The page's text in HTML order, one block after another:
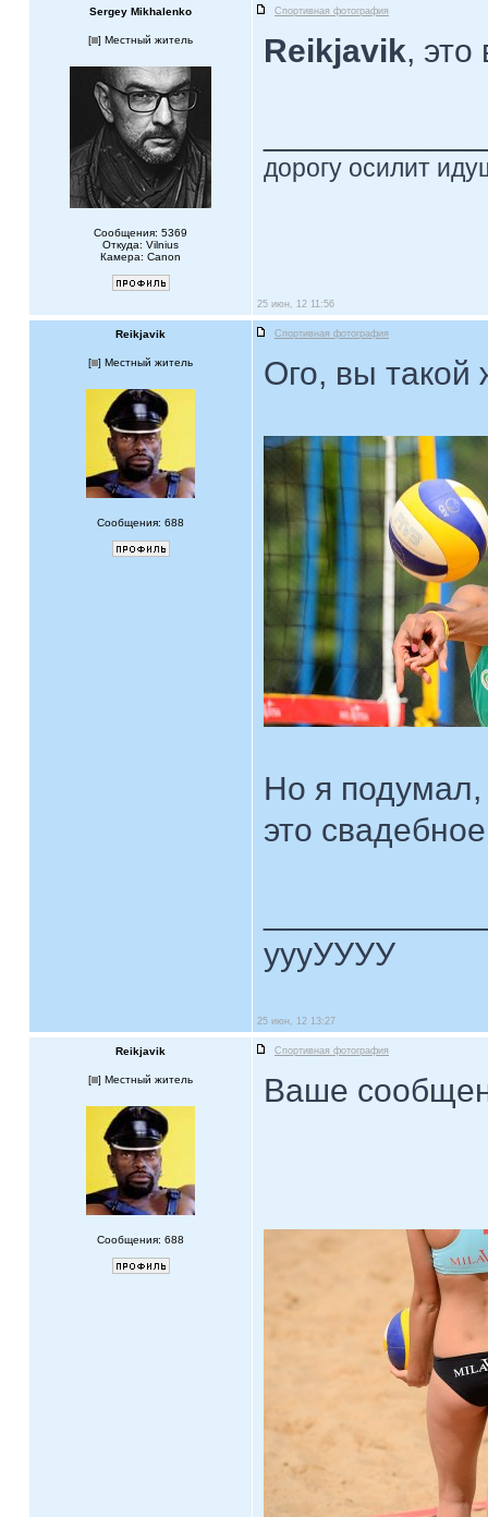
Sergey Mikhalenko Спортивная фотография
[ ] Местный житель
Сообщения: 5369
Откуда: Vilnius
Камера: Canon
Reikjavik,
дорогу осилит
25 июн, 12 11:56
Reikjavik Спортивная фотография
[ ] Местный житель
Сообщения: 688
Ого, вы такой
Но я подумал,
это
уууУУУУ
25 июн, 12 13:27
Reikjavik Спортивная фотография
[ ] Местный житель
Сообщения: 688
Ваше